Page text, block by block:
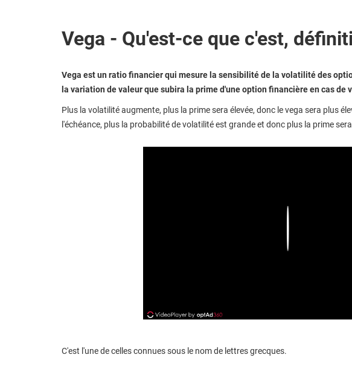
Vega - Qu'est-ce que c'est,
Vega est un ratio financier qui mesure la sensibilité de la volatilité des
la variation de valeur que subira la prime d'une option financière en cas de
Plus la volatilité augmente, plus la prime sera élevée, donc le vega sera plus
l'échéance, plus la probabilité de volatilité est grande et donc plus la prime
C'est l'une de celles connues sous le nom de lettres grecques.